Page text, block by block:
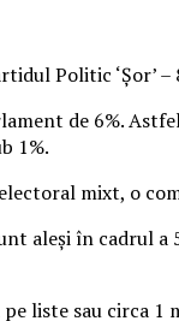
Politic ‘Şor’ –
de 6%.
1%.
mixt, o
aleşi în cadrul
liste sau circa 1